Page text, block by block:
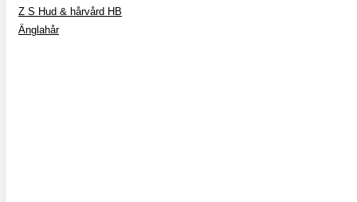
Z S Hud & hårvård HB
Änglahår